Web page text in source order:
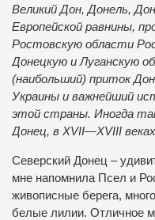
Великий Дон, Донель,
Европейской равнины,
Ростовскую области
Донецкую и Луганскую
(наибольший) приток
Украины и важнейший
этой страны. Иногда
Донец, в XVII—XVIII
Северский Донец –
мне напомнила Псел и
живописные берега,
белые лилии. Отличное